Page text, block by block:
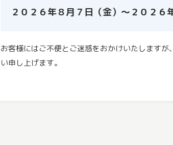
２０２６年８月７日（金）～２０２
お客様にはご不便とご迷惑をおかけいたします
い申し上げます。